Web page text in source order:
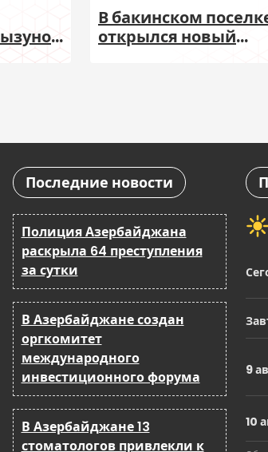
В бакинском
открылся новый
Последние новости
Полиция Азербайджана
раскрыла 64 преступления
за сутки
В Азербайджане создан
оргкомитет
международного
инвестиционного форума
В Азербайджане 13
стоматологов привлекли к
9
10